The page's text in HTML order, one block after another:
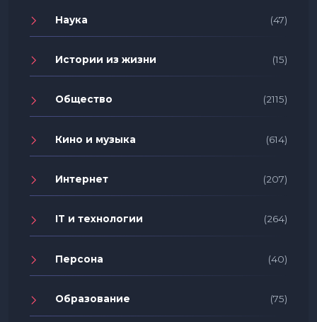
Наука (47)
Истории из жизни (15)
Общество (2115)
Кино и музыка (614)
Интернет (207)
IT и технологии (264)
Персона (40)
Образование (75)